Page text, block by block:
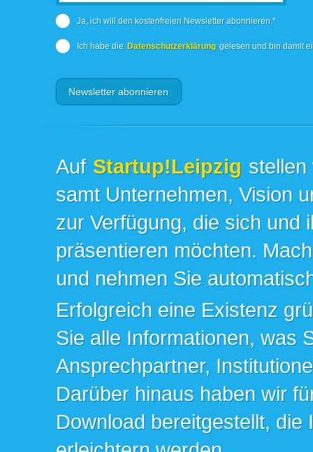
Ja, ich will den kostenfreien Newsletter abonnieren.*
Ich habe die Datenschutzerklärung gelesen und bin damit
Auf Startup!Leipzig
samt Unternehmen, Vision
zur Verfügung, die sich und
präsentieren möchten.
und nehmen Sie
Erfolgreich eine Existenz
Sie alle Informationen, was
Ansprechpartner,
Darüber hinaus haben wir
Download bereitgestellt,